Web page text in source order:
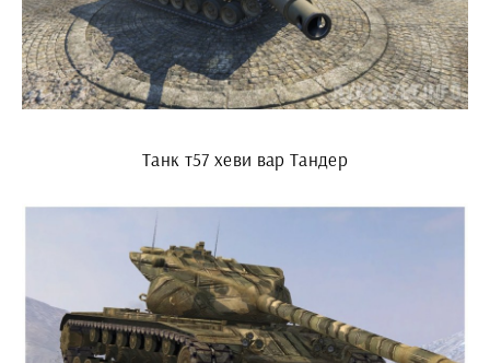
Танк т57 хеви вар Тандер